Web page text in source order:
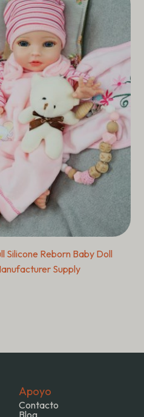
Silicone Reborn Baby Doll
Supply
Apoyo
Contacto
Blog